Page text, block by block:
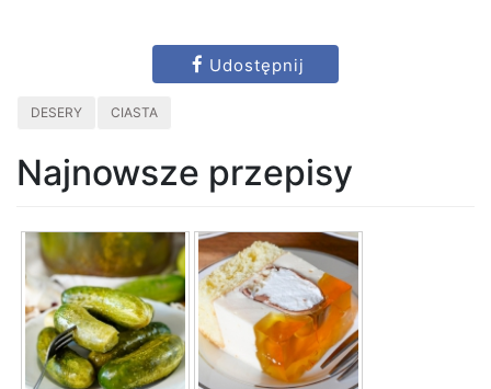
Udostępnij
DESERY CIASTA
Najnowsze przepisy